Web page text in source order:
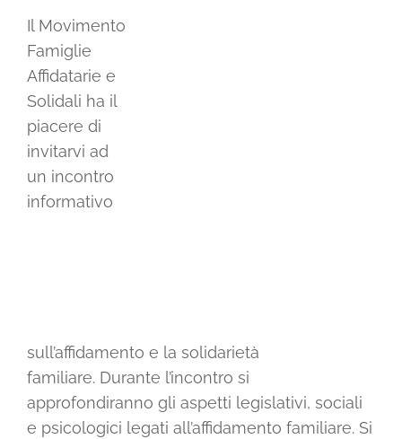
Officina Solidale
Il Movimento
Famiglie
Affidatarie e
Solidali ha il
piacere di
invitarvi ad
un incontro
informativo
sull’affidamento e la solidarietà
familiare. Durante l’incontro si
approfondiranno gli aspetti legislativi, sociali
e psicologici legati all’affidamento familiare. Si